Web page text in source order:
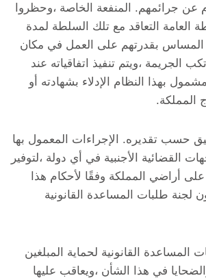
عن جرائمهم. المنفعة الخاصة ،وحظروا
التعاقد مع تلك السلطة لمدة
بقدرتهم على العمل في مكان
الجريمة ،ويتم تنفيذ اتفاقياته عند
بهذا النظام الإدلاء بشهادته أو
المملكة.
حسب تقديره. الإجراءات المعمول بها
القضائية الأجنبية في أي دولة ،لتوفير
أراضي المملكة وفقًا لأحكام هذا
لجنة طلبات المساعدة القانونية
المساعدة القانونية لحماية المبلغين
في هذا الشأن ،ويعاقب عليها